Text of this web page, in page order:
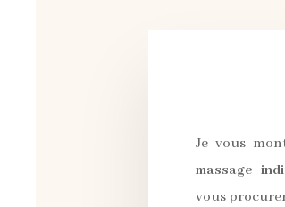
Je vous
massage
vous